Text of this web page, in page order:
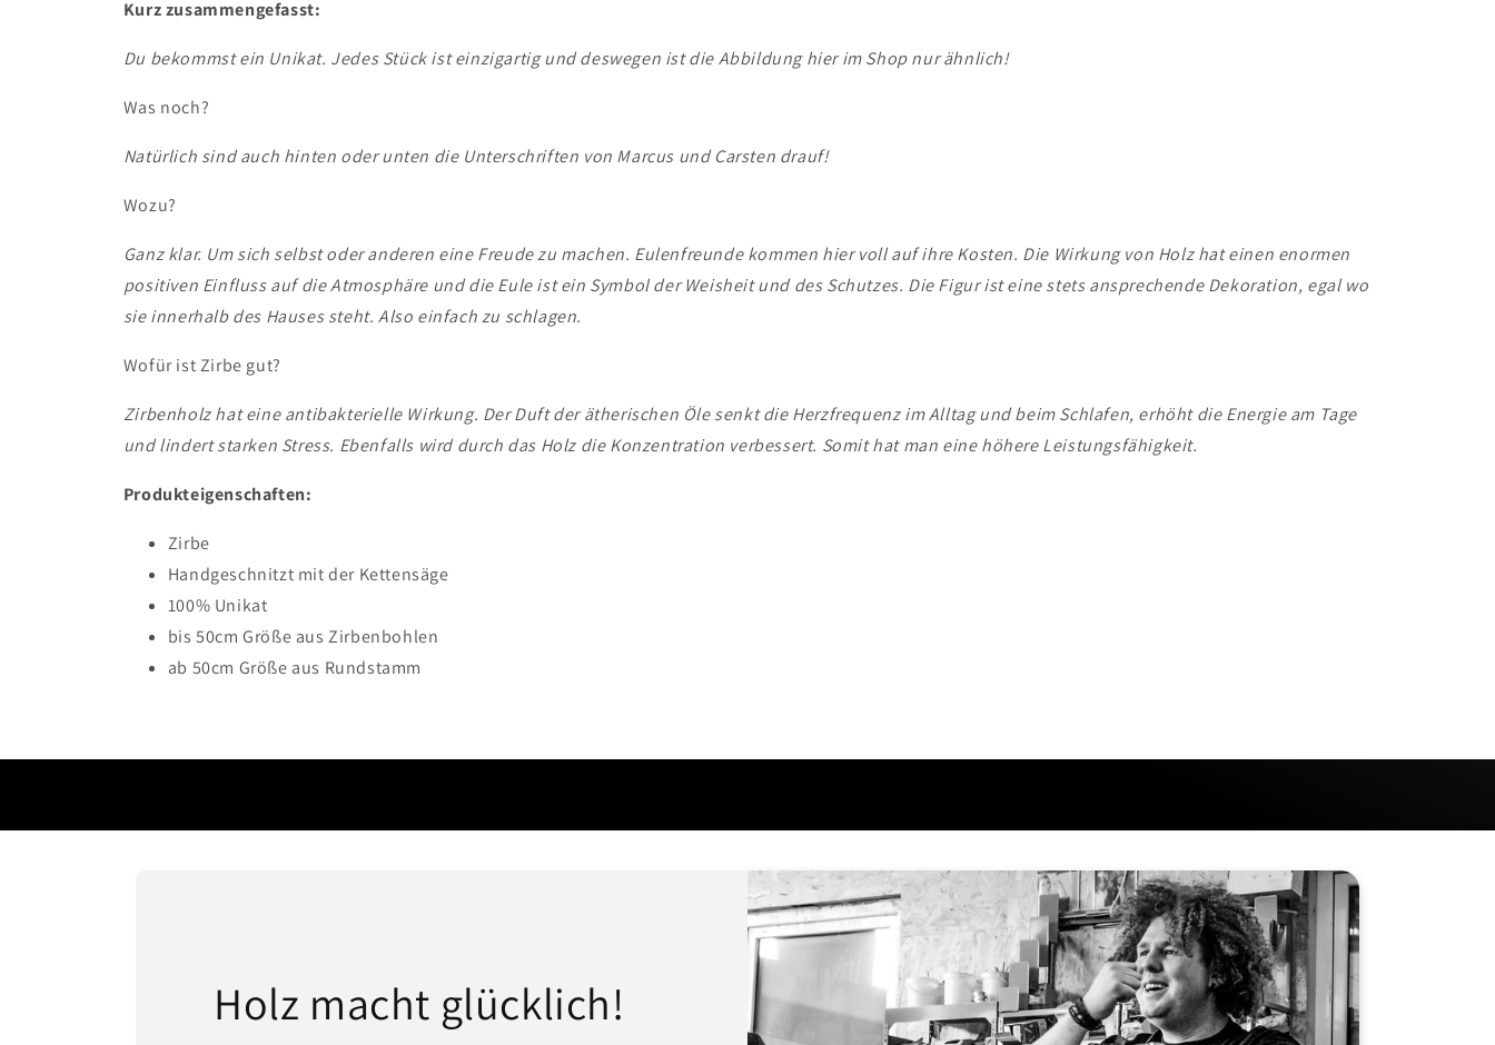
Kurz zusammengefasst:
Du bekommst ein Unikat. Jedes Stück ist einzigartig und deswegen ist die Abbildung hier im Shop nur ähnlich!
Was noch?
Natürlich sind auch hinten oder unten die Unterschriften von Marcus und Carsten drauf!
Wozu?
Ganz klar. Um sich selbst oder anderen eine Freude zu machen. Eulenfreunde kommen hier voll auf ihre Kosten. Die Wirkung von Holz hat einen enormen
positiven Einfluss auf die Atmosphäre und die Eule ist ein Symbol der Weisheit und des Schutzes. Die Figur ist eine stets ansprechende Dekoration, egal wo
sie innerhalb des Hauses steht. Also einfach zu schlagen.
Wofür ist Zirbe gut?
Zirbenholz hat eine antibakterielle Wirkung. Der Duft der ätherischen Öle senkt die Herzfrequenz im Alltag und beim Schlafen, erhöht die Energie am Tage
und lindert starken Stress. Ebenfalls wird durch das Holz die Konzentration verbessert. Somit hat man eine höhere Leistungsfähigkeit.
Produkteigenschaften:
Zirbe
Handgeschnitzt mit der Kettensäge
100% Unikat
bis 50cm Größe aus Zirbenbohlen
ab 50cm Größe aus Rundstamm
Holz macht glücklich!